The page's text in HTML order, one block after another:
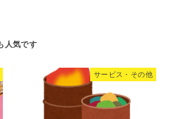
サービス・その他